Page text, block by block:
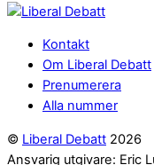
Kontakt
Om Liberal Debatt
Prenumerera
Alla nummer
© Liberal Debatt 2026
Ansvarig utgivare: Eric